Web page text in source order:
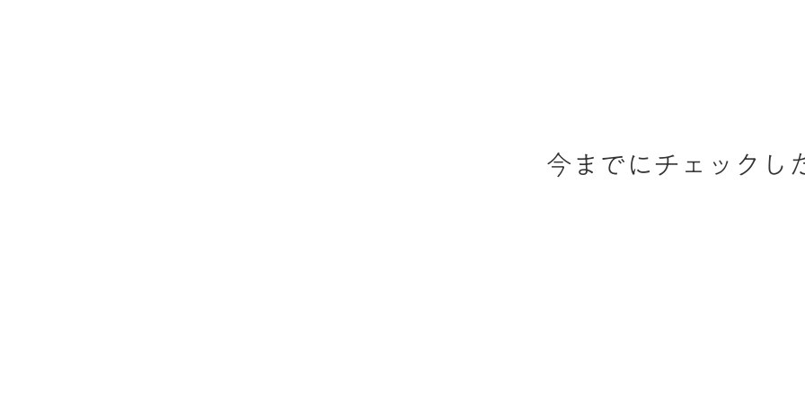
今までにチェックし